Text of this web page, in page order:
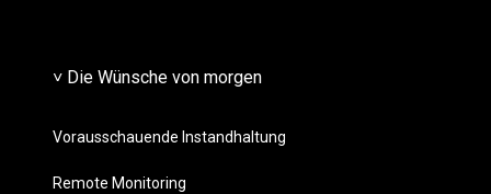
˅ Die Wünsche von morgen
Vorausschauende Instandhaltung
Remote Monitoring